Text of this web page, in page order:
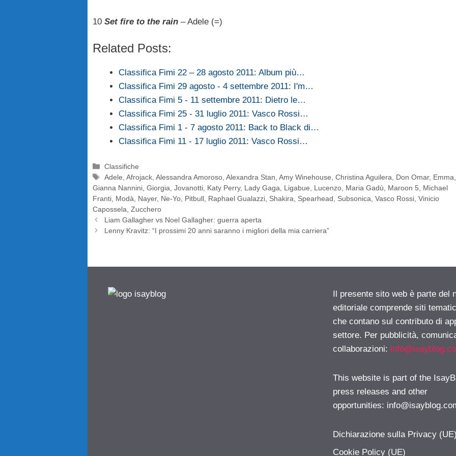
10 Set fire to the rain – Adele (=)
Related Posts:
Classifica Fimi 22 – 28 agosto 2011: Album più…
Classifica Fimi 29 agosto - 4 settembre 2011: I'm…
Classifica Fimi 5 - 11 settembre 2011: Dietro le…
Classifica Fimi 25 - 31 luglio 2011: Vasco Rossi…
Classifica Fimi 1 - 7 agosto 2011: Back to Black di…
Classifica Fimi 11 - 17 luglio 2011: Vasco Rossi…
Categorie
Classifiche
Tag
Adele ,Afrojack ,Alessandra Amoroso ,Alexandra Stan ,Amy Winehouse ,Christina Aguilera Don Omar, Emma
Gianna Nannini Giorgia Jovanotti Katy Perry, Lady Gaga Ligabue Lucenzo Maria Gadù Maroon 5
Michael
Franti Modà Nayer, Ne-Yo Pitbull Raphael Gualazzi Shakira Spearhead Subsonica Vasco Rossi Vinicio
Capossela Zucchero
Liam Gallagher vs Noel Gallagher: guerra aperta
Lenny Kravitz: “I prossimi 20 anni saranno i migliori della mia carriera”
Il presente sito web è parte del
editoriale comprende siti
che contano sul contributo di
settore. Per pubblicità,
collaborazioni:
This website is part of the
press releases and other
opportunities:
Dichiarazione sulla Privacy
Cookie Policy (UE)